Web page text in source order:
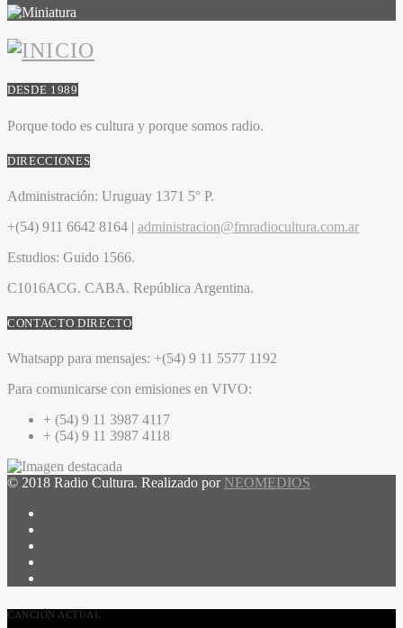
DESDE 1989
Porque todo es cultura y porque somos radio.
DIRECCIONES
Administración: Uruguay 1371 5° P.
+(54) 911 6642 8164 | administracion@fmradiocultura.com.ar
Estudios: Guido 1566.
C1016ACG. CABA. República Argentina.
CONTACTO DIRECTO
Whatsapp para mensajes: +(54) 9 11 5577 1192
Para comunicarse con emisiones en VIVO:
+ (54) 9 11 3987 4117
+ (54) 9 11 3987 4118
© 2018 Radio Cultura. Realizado por NEOMEDIOS
CANCIÓN ACTUAL